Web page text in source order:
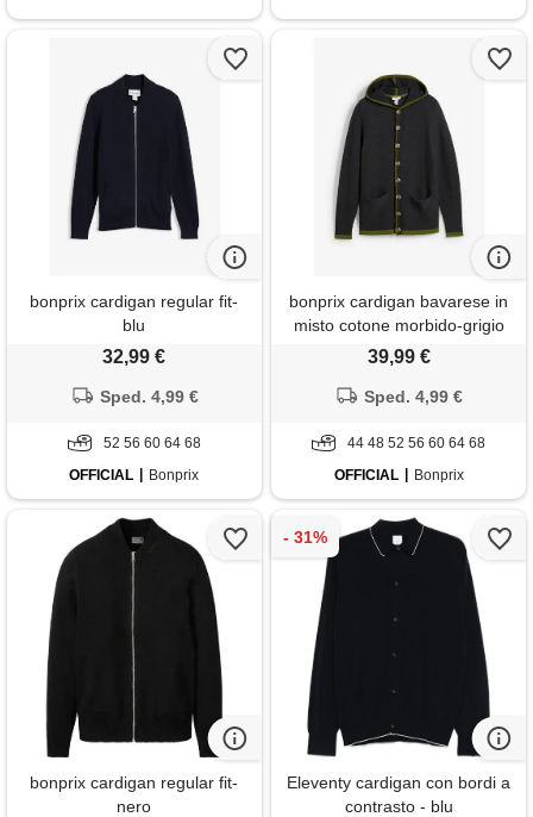
bonprix cardigan regular fit-
blu
32,99 €
Sped. 4,99 €
52 56 60 64 68
OFFICIAL
Bonprix
bonprix cardigan bavarese in
misto cotone morbido-grigio
39,99 €
Sped. 4,99 €
44 48 52 56 60 64 68
OFFICIAL
Bonprix
bonprix cardigan regular fit-
nero
Eleventy cardigan con bordi a
contrasto - blu